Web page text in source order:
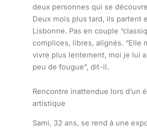
deux personnes qui se
Deux mois plus tard, ils partent
Lisbonne. Pas en couple
complices, libres, alignés. “Elle
vivre plus lentement, moi je lui
peu de fougue”, dit-il.
Rencontre inattendue lors d’un
artistique
Sami, 32 ans, se rend à une